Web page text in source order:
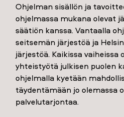
Ohjelman sisällön ja
ohjelmassa mukana olevat
säätiön kanssa. Vantaalla
seitsemän järjestöä ja
järjestöä. Kaikissa
yhteistyötä julkisen puolen
ohjelmalla kyetään
täydentämään jo olemassa
palvelutarjontaa.